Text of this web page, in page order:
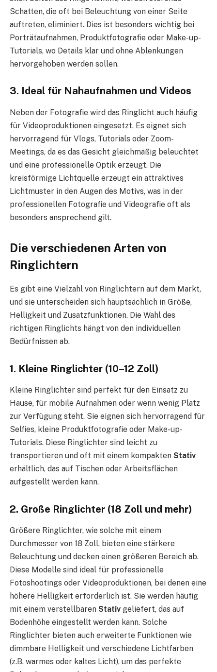
Schatten, die oft bei Beleuchtung von einer Seite
auftreten, eliminiert. Dies ist besonders wichtig bei
Porträtaufnahmen, Produktfotografie oder Make-up-
Tutorials, wo Details klar und ohne Ablenkungen
hervorgehoben werden sollen.
3. Ideal für Nahaufnahmen und Videos
Neben der Fotografie wird das Ringlicht auch häufig
für Videoproduktionen eingesetzt. Es eignet sich
hervorragend für Vlogs, Tutorials oder Zoom-
Meetings, da es das Gesicht gleichmäßig beleuchtet
und eine professionelle Optik erzeugt. Die
kreisförmige Lichtquelle erzeugt ein attraktives
Lichtmuster in den Augen des Motivs, was in der
professionellen Fotografie und Videografie oft als
besonders ansprechend gilt.
Die verschiedenen Arten von
Ringlichtern
Es gibt eine Vielzahl von Ringlichtern auf dem Markt,
und sie unterscheiden sich hauptsächlich in Größe,
Helligkeit und Zusatzfunktionen. Die Wahl des
richtigen Ringlichts hängt von den individuellen
Bedürfnissen ab.
1. Kleine Ringlichter (10–12 Zoll)
Kleine Ringlichter sind perfekt für den Einsatz zu
Hause, für mobile Aufnahmen oder wenn wenig Platz
zur Verfügung steht. Sie eignen sich hervorragend für
Selfies, kleine Produktfotografie oder Make-up-
Tutorials. Diese Ringlichter sind leicht zu
transportieren und oft mit einem kompakten Stativ
erhältlich, das auf Tischen oder Arbeitsflächen
aufgestellt werden kann.
2. Große Ringlichter (18 Zoll und mehr)
Größere Ringlichter, wie solche mit einem
Durchmesser von 18 Zoll, bieten eine stärkere
Beleuchtung und decken einen größeren Bereich ab.
Diese Modelle sind ideal für professionelle
Fotoshootings oder Videoproduktionen, bei denen eine
höhere Helligkeit erforderlich ist. Sie werden häufig
mit einem verstellbaren Stativ geliefert, das auf
Bodenhöhe eingestellt werden kann. Solche
Ringlichter bieten auch erweiterte Funktionen wie
dimmbare Helligkeit und verschiedene Lichtfarben
(z.B. warmes oder kaltes Licht), um das perfekte